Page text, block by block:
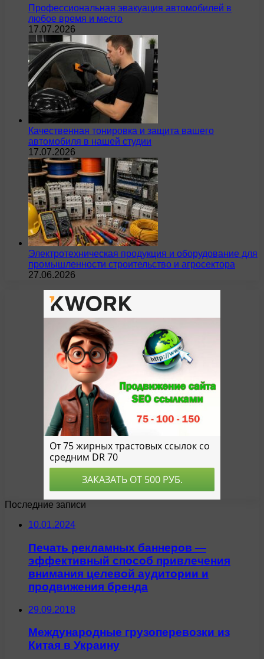
Профессиональная эвакуация автомобилей в
любое время и место
17.07.2026
Качественная тонировка и защита вашего
автомобиля в нашей студии
17.07.2026
Электротехническая продукция и оборудование для
промышленности строительство и агросектора
27.06.2026
Последние записи
10.01.2024
Печать рекламных баннеров —
эффективный способ привлечения
внимания целевой аудитории и
продвижения бренда
29.09.2018
Международные грузоперевозки из
Китая в Украину